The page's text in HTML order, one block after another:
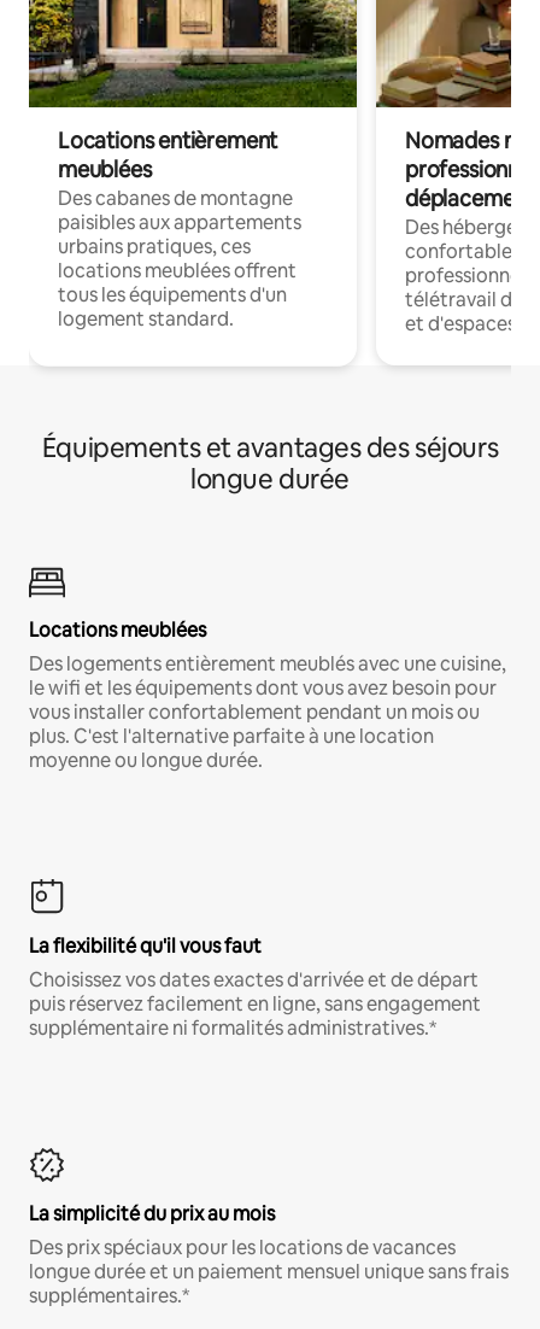
Locations entièrement
meublées
Des cabanes de montagne
paisibles aux appartements
urbains pratiques, ces
locations meublées offrent
tous les équipements d'un
logement standard.
Nomades
déplacement
Des
confortables
professionnels
télétravail
et d'espaces
Équipements et avantages des séjours
longue durée
Locations meublées
Des logements entièrement meublés avec une cuisine,
le wifi et les équipements dont vous avez besoin pour
vous installer confortablement pendant un mois ou
plus. C'est l'alternative parfaite à une location
moyenne ou longue durée.
La flexibilité qu'il vous faut
Choisissez vos dates exactes d'arrivée et de départ
puis réservez facilement en ligne, sans engagement
supplémentaire ni formalités administratives.*
La simplicité du prix au mois
Des prix spéciaux pour les locations de vacances
longue durée et un paiement mensuel unique sans frais
supplémentaires.*